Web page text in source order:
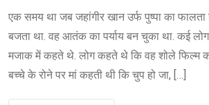
एक समय था जब जहांगीर खान उर्फ पुष्पा का फालता
बजता था. वह आतंक का पर्याय बन चुका था. कई
मजाक में कहते थे. लोग कहते थे कि वह शोले फिल्म
बच्चे के रोने पर मां कहती थी कि चुप हो जा, […]